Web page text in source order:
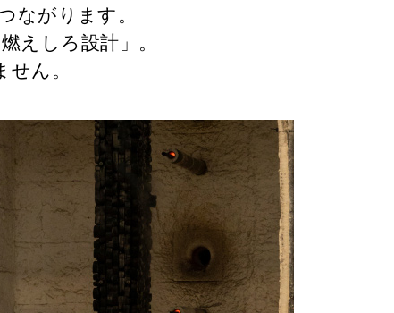
ながります。
えしろ設計」。
ん。